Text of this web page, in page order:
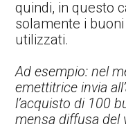
quindi, in questo
solamente i
utilizzati.
Ad esempio: nel
emettitrice invia
l’acquisto di 100
mensa diffusa del